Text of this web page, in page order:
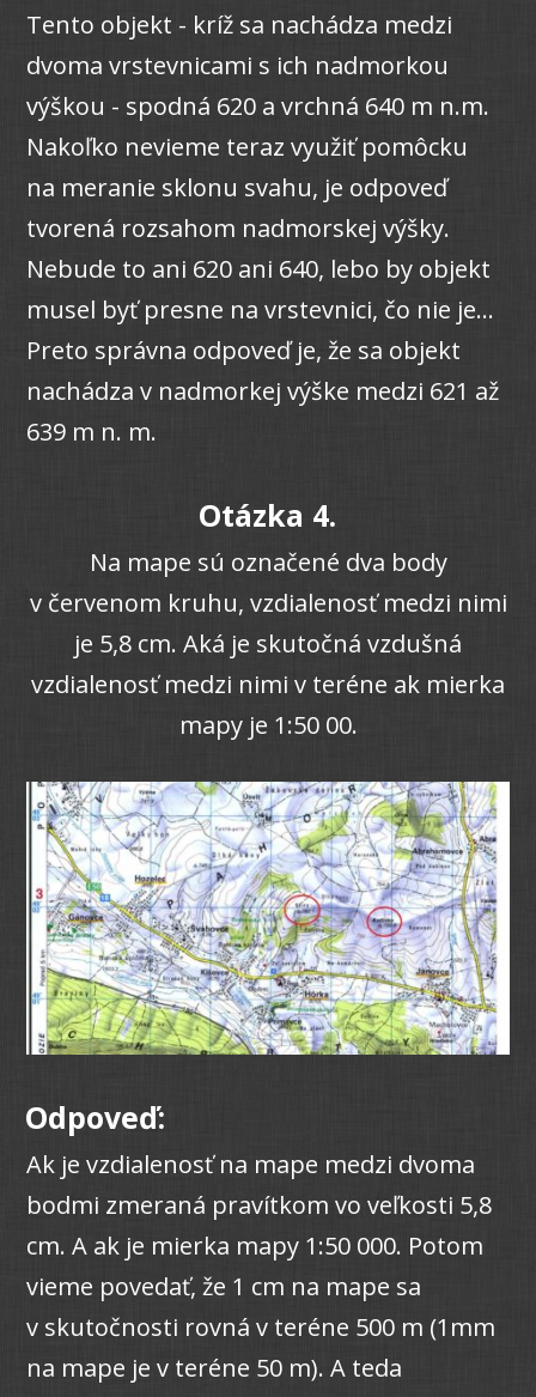
Tento objekt - kríž sa nachádza medzi
dvoma vrstevnicami s ich nadmorkou
výškou - spodná 620 a vrchná 640 m n.m.
Nakoľko nevieme teraz využiť pomôcku
na meranie sklonu svahu, je odpoveď
tvorená rozsahom nadmorskej výšky.
Nebude to ani 620 ani 640, lebo by objekt
musel byť presne na vrstevnici, čo nie je...
Preto správna odpoveď je, že sa objekt
nachádza v nadmorkej výške medzi 621 až
639 m n. m.
Otázka 4.
Na mape sú označené dva body
v červenom kruhu, vzdialenosť medzi nimi
je 5,8 cm. Aká je skutočná vzdušná
vzdialenosť medzi nimi v teréne ak mierka
mapy je 1:50 00.
Odpoveď:
Ak je vzdialenosť na mape medzi dvoma
bodmi zmeraná pravítkom vo veľkosti 5,8
cm. A ak je mierka mapy 1:50 000. Potom
vieme povedať, že 1 cm na mape sa
v skutočnosti rovná v teréne 500 m (1mm
na mape je v teréne 50 m). A teda